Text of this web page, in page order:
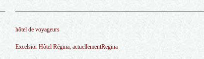
hôtel de voyageurs
Excelsior Hôtel Régina, actuellementRegina